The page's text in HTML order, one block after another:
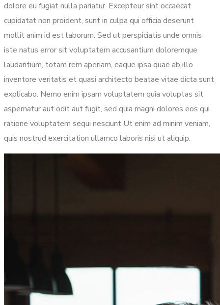
dolore eu fugiat nulla pariatur. Excepteur sint occaecat
cupidatat non proident, sunt in culpa qui officia deserunt
mollit anim id est laborum. Sed ut perspiciatis unde omnis
iste natus error sit voluptatem accusantium doloremque
laudantium, totam rem aperiam, eaque ipsa quae ab illo
inventore veritatis et quasi architecto beatae vitae dicta sunt
explicabo. Nemo enim ipsam voluptatem quia voluptas sit
aspernatur aut odit aut fugit, sed quia magni dolores eos qui
ratione voluptatem sequi nesciunt Ut enim ad minim veniam,
quis nostrud exercitation ullamco laboris nisi ut aliquip.